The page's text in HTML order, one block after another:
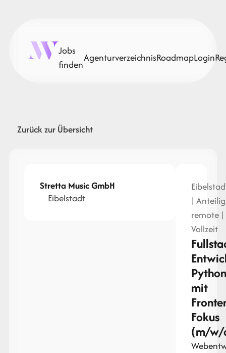
Jobs
finden
AgenturverzeichnisRoadmapLogin
Zurück zur Übersicht
Stretta Music GmbH
Eibelstadt
| Anteilig
remote |
Vollzeit
mit
Fokus
(m/